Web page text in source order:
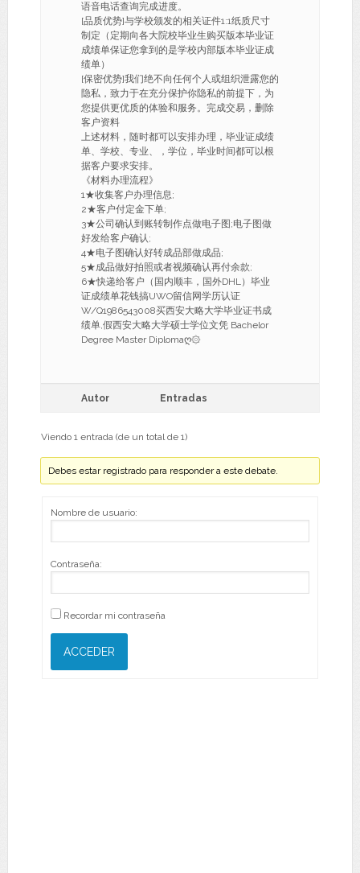
语音电话查询完成进度。
[品质优势]与学校颁发的相关证件1:1纸质尺寸
制定（定期向各大院校毕业生购买版本毕业证
成绩单保证您拿到的是学校内部版本毕业证成
绩单）
[保密优势]我们绝不向任何个人或组织泄露您的
隐私，致力于在充分保护你隐私的前提下，为
您提供更优质的体验和服务。完成交易，删除
客户资料
上述材料，随时都可以安排办理，毕业证成绩
单、学校、专业、，学位，毕业时间都可以根
据客户要求安排。
《材料办理流程》
1★收集客户办理信息;
2★客户付定金下单;
3★公司确认到账转制作点做电子图;电子图做
好发给客户确认;
4★电子图确认好转成品部做成品;
5★成品做好拍照或者视频确认再付余款;
6★快递给客户（国内顺丰，国外DHL）毕业
证成绩单花钱搞UWO留信网学历认证
W/Q1986543008买西安大略大学毕业证书成
绩单,假西安大略大学硕士学位文凭 Bachelor
Degree Master Diplomaღ۞
Autor Entradas
Viendo 1 entrada (de un total de 1)
Debes estar registrado para responder a este debate.
Nombre de usuario:
Contraseña:
Recordar mi contraseña
ACCEDER